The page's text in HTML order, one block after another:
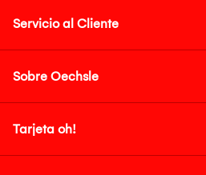
Servicio al Cliente
Sobre Oechsle
Tarjeta oh!